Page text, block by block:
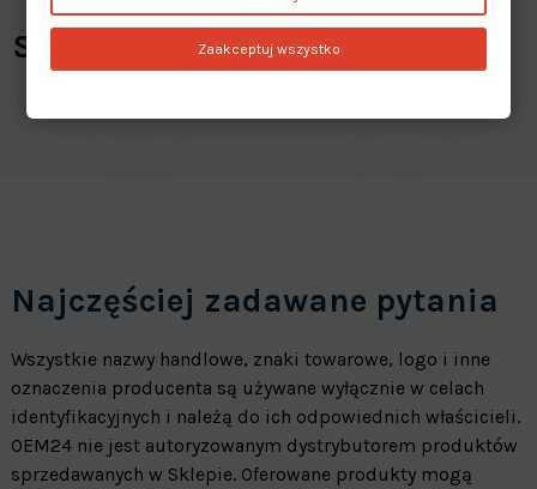
Specyfikacja
Najczęściej zadawane pytania
Wszystkie nazwy handlowe, znaki towarowe, logo i inne
oznaczenia producenta są używane wyłącznie w celach
identyfikacyjnych i należą do ich odpowiednich właścicieli.
OEM24 nie jest autoryzowanym dystrybutorem produktów
sprzedawanych w Sklepie. Oferowane produkty mogą
Zaakceptuj wszystko